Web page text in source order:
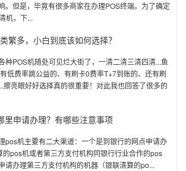
。但是，毕竟有很多商家在办理POS终端。为了确定
机，下...
繁多，小白到底该如何选择？
种POS机随处可见烂大街了，一清二清三清四清...鱼
低费率跳公益的、有刷卡0费率T+7到账的、还有刷
擦亮眼好好选择真的很重要！对此我也回答了很多的
里申请办理？有哪些注意事项
pos机主要有二大渠道：一个是到银行的网点申请办
pos机或者第三方支付机构同银行行业合作的pos
请办理第三方支付机构的机器（银联清算的po...